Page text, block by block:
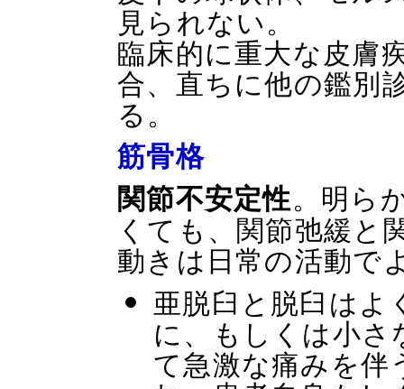
見られない。
臨床的に重大な皮膚
合、直ちに他の鑑別
る。
筋骨格
関節不安定性。明ら
くても、関節弛緩と
動きは日常の活動で
亜脱臼と脱臼は
に、もしくは小
て急激な痛みを伴